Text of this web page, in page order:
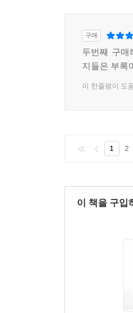
구매
두번째 구매
지들은 부록
이 한줄평이 도
1 2
이 책을 구입